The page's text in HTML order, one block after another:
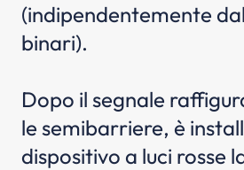
(indipendentemente
binari).
Dopo il segnale
le semibarriere, è
dispositivo a luci rosse